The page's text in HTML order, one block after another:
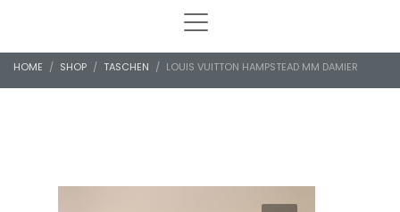
HOME SHOP TASCHEN LOUIS VUITTON HAMPSTEAD MM DAMIER